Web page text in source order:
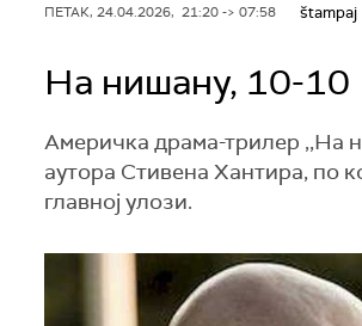
ПЕТАК, 24.04.2026, 21:20 -> 07:58 štampaj
На нишану, 10-10
Америчка драма-трилер ,,На
аутора Стивена Хантира, по
главној улози.